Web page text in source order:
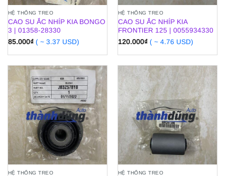
HỆ THỐNG TREO
CAO SU ẮC NHÍP KIA BONGO
3 | 01358-28330
85.000₫ ( ~ 3.37 USD)
HỆ THỐNG TREO
CAO SU ẮC NHÍP KIA
FRONTIER 125 | 0055934330
120.000₫ ( ~ 4.76 USD)
HỆ THỐNG TREO HỆ THỐNG TREO